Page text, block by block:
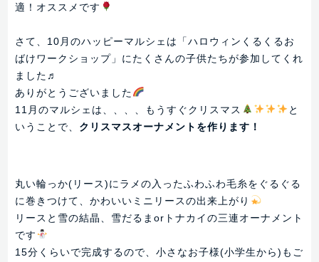
適！オススメです
さて、10月のハッピーマルシェは「ハロウィンくるくるお
ばけワークショップ」にたくさんの子供たちが参加してくれ
ました♬
ありがとうございました
11月のマルシェは、、、、もうすぐクリスマス
と
いうことで、 クリスマスオーナメントを作ります！
丸い輪っか(リース)にラメの入ったふわふわ毛糸をぐるぐる
に巻きつけて、かわいいミニリースの出来上がり
リースと雪の結晶、雪だるまorトナカイの三連オーナメント
です
15分くらいで完成するので、小さなお子様(小学生から)もご